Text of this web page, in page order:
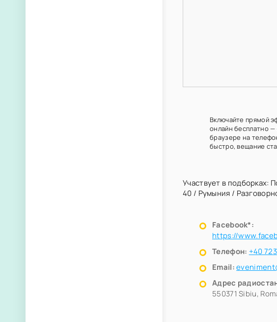
Включайте прямой
онлайн бесплатно —
браузере на
быстро, вещание
Участвует в подборках:
40 / Румыния /
Facebook*:
https://
Телефон: +40
Email:
Адрес
550371 Sibiu,